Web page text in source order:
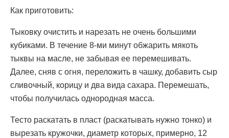
Как приготовить:
Тыковку очистить и нарезать не очень большими
кубиками. В течение 8-ми минут обжарить мякоть
тыквы на масле, не забывая ее перемешивать.
Далее, сняв с огня, переложить в чашку, добавить сыр
сливочный, корицу и два вида сахара. Перемешать,
чтобы получилась однородная масса.
Тесто раскатать в пласт (раскатывать нужно тонко) и
вырезать кружочки, диаметр которых, примерно, 12